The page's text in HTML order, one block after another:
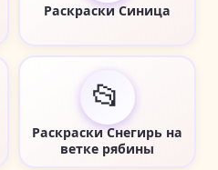
Раскраски Синица
📂
Раскраски Снегирь на
ветке рябины